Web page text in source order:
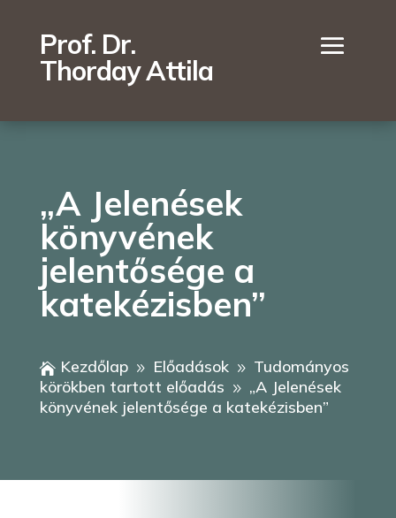
Prof. Dr.
Thorday Attila
„A Jelenések
könyvének
jelentősége a
katekézisben”
 Kezdőlap 9 Előadások 9 Tudományos
körökben tartott előadás
9 „A Jelenések
könyvének jelentősége a katekézisben”